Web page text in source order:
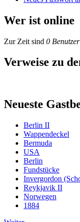
Wer ist online
Zur Zeit sind 0 Benutzer
Verweise zu
Neueste
Berlin II
Wappendeckel
Bermuda
USA
Berlin
Fundstücke
Invergordon
Reykjavik II
Norwegen
1884